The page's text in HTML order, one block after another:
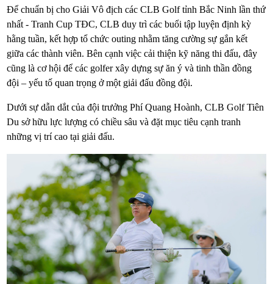
Để chuẩn bị cho Giải Vô địch các CLB Golf tỉnh Bắc Ninh lần thứ
nhất - Tranh Cup TĐC, CLB duy trì các buổi tập luyện định kỳ
hằng tuần, kết hợp tổ chức outing nhằm tăng cường sự gắn kết
giữa các thành viên. Bên cạnh việc cải thiện kỹ năng thi đấu, đây
cũng là cơ hội để các golfer xây dựng sự ăn ý và tinh thần đồng
đội – yếu tố quan trọng ở một giải đấu đồng đội.
Dưới sự dẫn dắt của đội trưởng Phí Quang Hoành, CLB Golf Tiên
Du sở hữu lực lượng có chiều sâu và đặt mục tiêu cạnh tranh
những vị trí cao tại giải đấu.